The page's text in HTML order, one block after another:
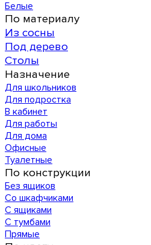
Белые
По материалу
Из сосны
Под дерево
Столы
Назначение
Для школьников
Для подростка
В кабинет
Для работы
Для дома
Офисные
Туалетные
По конструкции
Без ящиков
Со шкафчиками
С ящиками
С тумбами
Прямые